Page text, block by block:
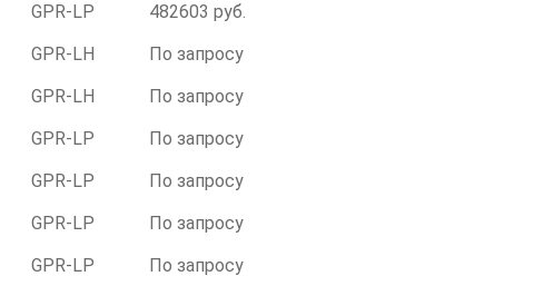
GPR-LР
482603 руб.
GPR-LH
По запросу
GPR-LH
По запросу
GPR-LР
По запросу
GPR-LР
По запросу
GPR-LР
По запросу
GPR-LР
По запросу